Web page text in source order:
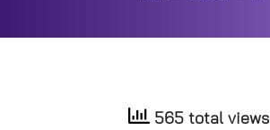
565 total views